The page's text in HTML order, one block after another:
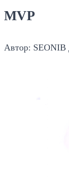
MVP
Автор: SEONIB